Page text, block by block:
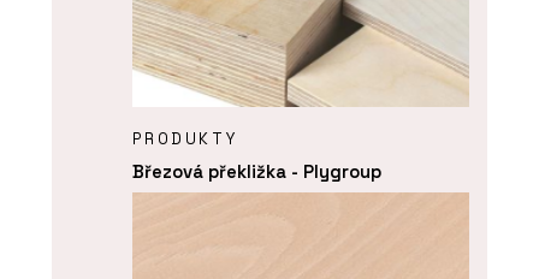
PRODUKTY
Březová překližka - Plygroup